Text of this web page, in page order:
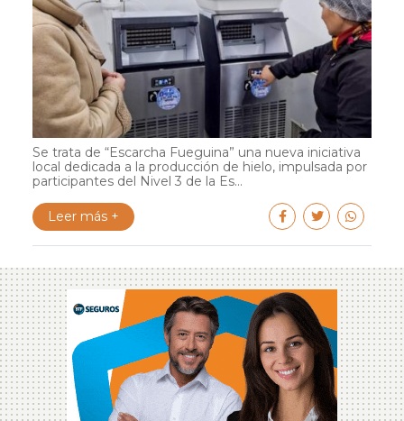
Se trata de “Escarcha Fueguina” una nueva iniciativa
local dedicada a la producción de hielo, impulsada por
participantes del Nivel 3 de la Es...
Leer más +